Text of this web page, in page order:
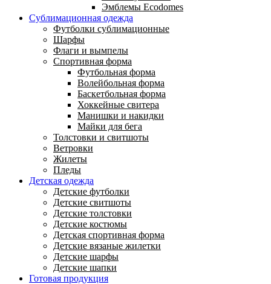
Эмблемы Ecodomes
Сублимационная одежда
Футболки сублимационные
Шарфы
Флаги и вымпелы
Спортивная форма
Футбольная форма
Волейбольная форма
Баскетбольная форма
Хоккейные свитера
Манишки и накидки
Майки для бега
Толстовки и свитшоты
Ветровки
Жилеты
Пледы
Детская одежда
Детские футболки
Детские свитшоты
Детские толстовки
Детские костюмы
Детская спортивная форма
Детские вязаные жилетки
Детские шарфы
Детские шапки
Готовая продукция